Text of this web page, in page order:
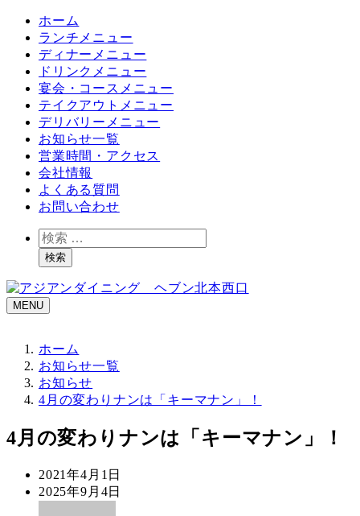
ホーム
ランチメニュー
ディナーメニュー
ドリンクメニュー
宴会・コースメニュー
テイクアウトメニュー
デリバリーメニュー
お知らせ一覧
営業時間・アクセス
会社情報
よくある質問
お問い合わせ
検
索検索
MENU
ホーム
お知らせ一覧
お知らせ
4月の変わりナンは「キーマナン」！
4月の変わりナンは「キーマナン」！
投
稿
2021年4月1日
更
2025年9月4日